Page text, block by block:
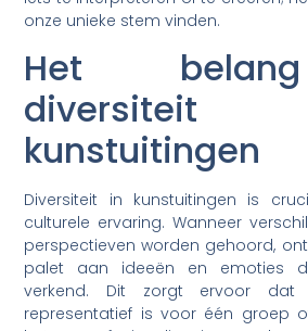
onze unieke stem vinden.
Het
kunstuitingen
Diversiteit in kunstuitingen is
culturele ervaring. Wanneer
perspectieven worden gehoord,
palet aan ideeën en emoties
verkend. Dit zorgt ervoor dat
representatief is voor één groep